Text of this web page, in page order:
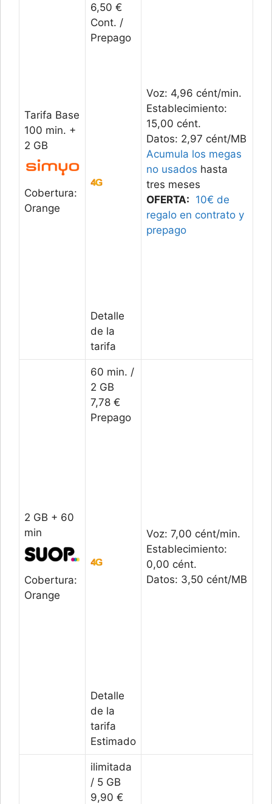
Tarifa Base
100 min. +
2 GB
Cobertura:
Orange
6,50 €
Cont. /
Prepago
Detalle
de la
tarifa
Voz: 4,96 cént/min.
Establecimiento:
15,00 cént.
Datos: 2,97 cént/MB
Acumula los megas
no usados hasta
tres meses
OFERTA: 10€ de
regalo en contrato y
prepago
2 GB + 60
min
Cobertura:
Orange
60 min. /
2 GB
7,78 €
Prepago
Detalle
de la
tarifa
Estimado
Voz: 7,00 cént/min.
Establecimiento:
0,00 cént.
Datos: 3,50 cént/MB
ilimitada
/ 5 GB
9,90 €